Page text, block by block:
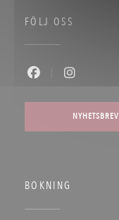
FÖLJ OSS
NYHETSBREV
BOKNING